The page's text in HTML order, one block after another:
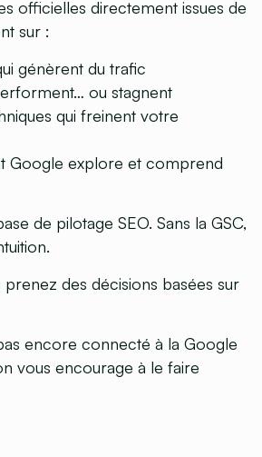
officielles directement issues de
sur :
génèrent du trafic
ou stagnent
qui freinent votre
Google explore et comprend
de pilotage SEO. Sans la GSC,
prenez des décisions basées sur
encore connecté à la Google
vous encourage à le faire